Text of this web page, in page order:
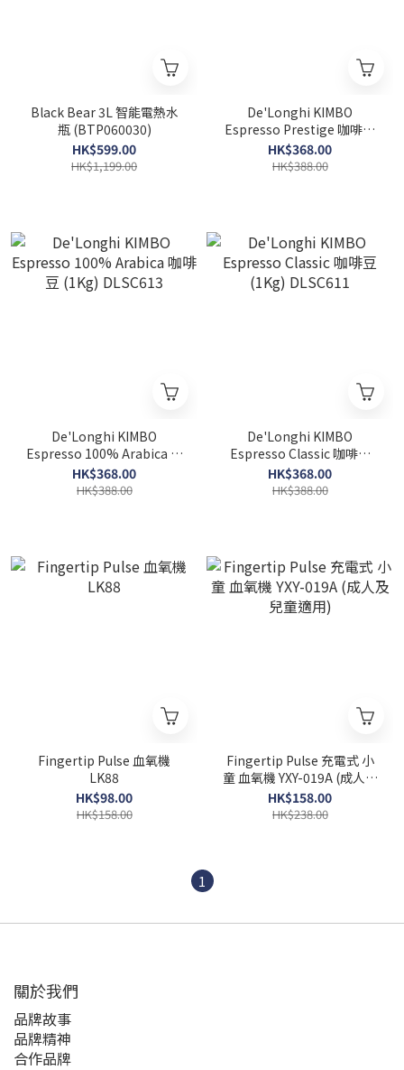
Black Bear 3L 智能電熱水
瓶 (BTP060030)
HK$599.00
HK$1,199.00
De'Longhi KIMBO
Espresso Prestige 咖啡豆
(1Kg) DLSC615
HK$368.00
HK$388.00
De'Longhi KIMBO
Espresso 100% Arabica 咖
啡豆 (1Kg) DLSC613
HK$368.00
HK$388.00
De'Longhi KIMBO
Espresso Classic 咖啡豆
(1Kg) DLSC611
HK$368.00
HK$388.00
Fingertip Pulse 血氧機
LK88
HK$98.00
HK$158.00
Fingertip Pulse 充電式 小
童 血氧機 YXY-019A (成人及
兒童適用)
HK$158.00
HK$238.00
1
關於我們
品牌故事
品牌精神
合作品牌